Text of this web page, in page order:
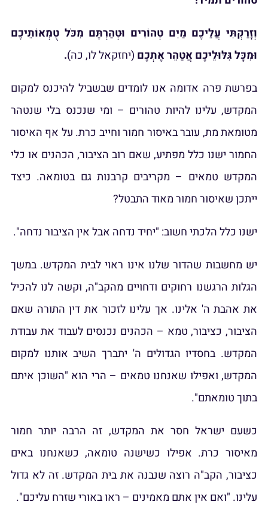
וּטְהַרְתֶּם מִכֹּל טֻמְאוֹתֵיכֶם
(יחזקאל לו, כה).
שבשביל להיכנס למקום
– ומי שנכנס בלי שנטהר
חמור וחייב כרת. על אף האיסור
רוב הציבור, הכהנים או כלי
קרבנות גם בטומאה. כיצד
התבטל?
נדחה אבל אין הציבור נדחה".
ראוי לבית המקדש. במשך
מהקב"ה, וקשה לנו להכיל
לזכור את דין התורה שאם
נכנסים לעבוד את עבודת
ה' יתברך השיב אותנו למקום
– הרי הוא "השוכן איתם
זה הרבה יותר חמור
טומאה, כשאנחנו באים
את בית המקדש. זה לא גדול
– ראו באורי שזרח עליכם".